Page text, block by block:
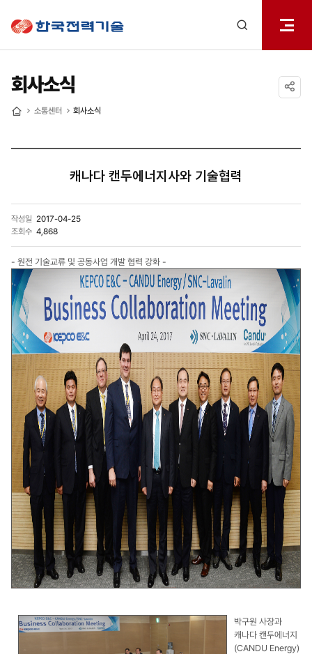
열기
회사소식
소통센터 회사소식
캐나다 캔두에너지사와 기술협력
작성일 2017-04-25
조회수 4,868
- 원전 기술교류 및 공동사업 개발 협력 강화 -
박구원 사장과
캐나다 캔두에너지
(CANDU Energy)